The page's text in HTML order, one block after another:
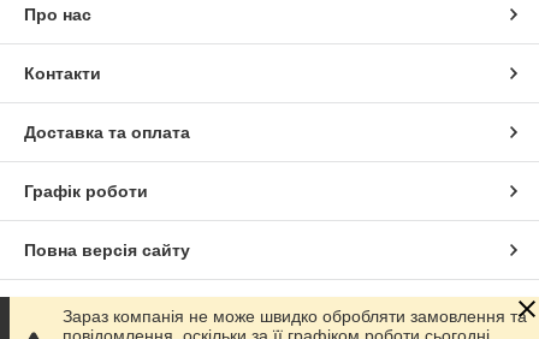
Про нас
Контакти
Доставка та оплата
Графік роботи
Повна версія сайту
Сайт створено на маркетплейсіProm.ua
Зараз компанія не може швидко обробляти замовлення та